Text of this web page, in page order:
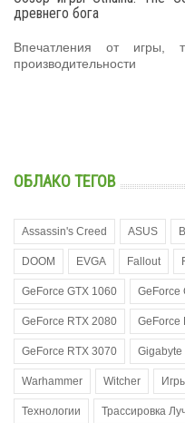
древнего бога
Впечатления от игры,
производительности
ОБЛАКО ТЕГОВ
Assassin's Creed ASUS
DOOM EVGA Fallout
GeForce GTX 1060 GeForce
GeForce RTX 2080 GeForce
GeForce RTX 3070 Gigabyte
Warhammer Witcher
Технологии Трассировка